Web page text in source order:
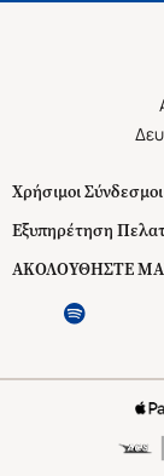
Χρήσιμοι Σύνδεσμοι
Εξυπηρέτηση
ΑΚΟΛΟΥΘΗΣΤΕ